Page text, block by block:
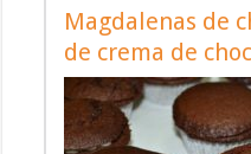
Magdalenas de
de crema de